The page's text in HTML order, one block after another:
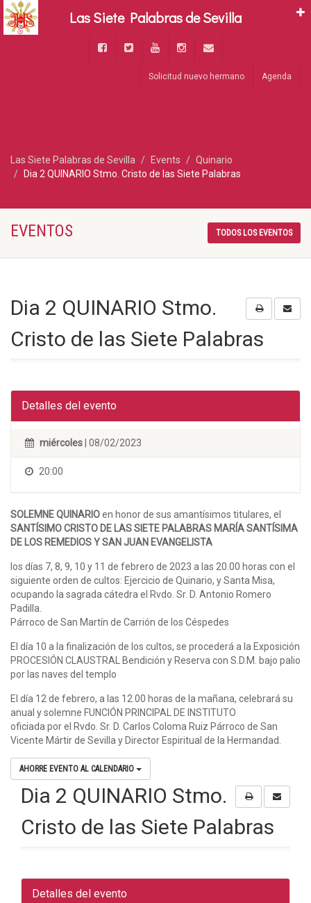
Solicitud nuevo hermano Agenda
Las Siete Palabras de Sevilla Events
Quinario
Dia 2 QUINARIO Stmo. Cristo de las Siete Palabras
EVENTOS TODOS LOS EVENTOS
Dia 2 QUINARIO Stmo.
Cristo de las Siete Palabras
Detalles del evento
miércoles | 08/02/2023
20:00
SOLEMNE QUINARIOen honor de sus amantísimos titulares, el
SANTÍSIMO CRISTO DE LAS SIETE PALABRAS MARÍA SANTÍSIMA
DE LOS REMEDIOS Y SAN JUAN EVANGELISTA
los días 7, 8, 9, 10 y 11 de febrero de 2023 a las 20.00 horas con el
siguiente orden de cultos: Ejercicio de Quinario, y Santa Misa,
ocupando la sagrada cátedra el Rvdo. Sr. D. Antonio Romero
Padilla.
Párroco de San Martín de Carrión de los Céspedes
El día 10 a la finalización de los cultos, se procederá a la Exposición
PROCESIÓN CLAUSTRAL Bendición y Reserva con S.D.M. bajo palio
por las naves del templo
El día 12 de febrero, a las 12.00 horas de la mañana, celebrará su
anual y solemne FUNCIÓN PRINCIPAL DE INSTITUTO
oficiada por el Rvdo. Sr. D. Carlos Coloma Ruiz Párroco de San
Vicente Mártir de Sevilla y Director Espiritual de la Hermandad.
AHORRE EVENTO AL CALENDARIO
Dia 2 QUINARIO Stmo.
Cristo de las Siete Palabras
Detalles del evento
Las Siete Palabras de Sevilla